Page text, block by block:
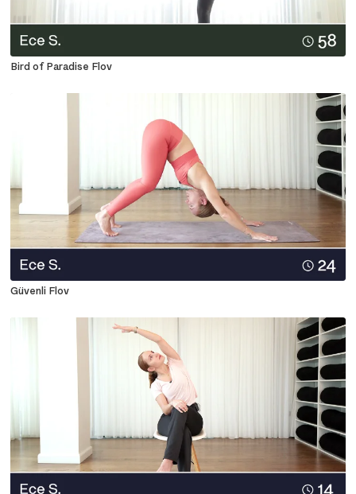
Bird of Paradise Flov
Güvenli Flov